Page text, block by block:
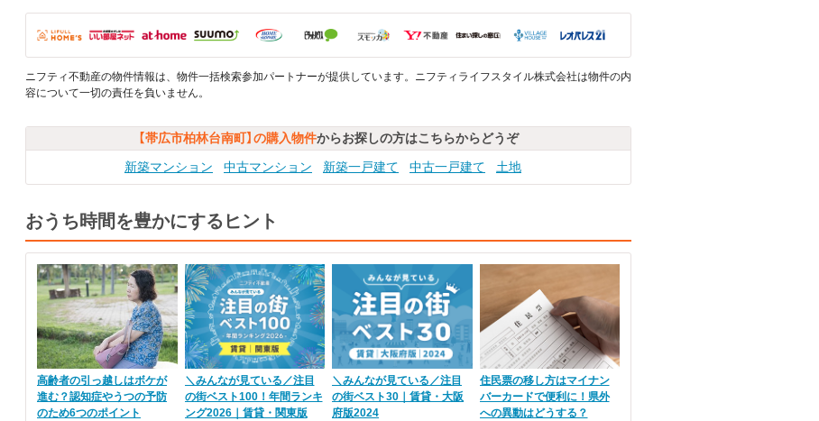
ニフティ不動産の物件情報は、物件一括検索参加パートナーが提供しています。ニフティライフスタイル株式会社は物件の内
容について一切の責任を負いません。
【帯広市柏林台南町】の購入物件からお探しの方はこちらからどうぞ
新築マンション
中古マンション 新築一戸建て 中古一戸建て 土地
おうち時間を豊かにするヒント
高齢者の引っ越しはボケが
進む？認知症やうつの予防
のため6つのポイント
＼みんなが見ている／注目
の街ベスト100！年間ランキ
ング2026｜賃貸・関東版
＼みんなが見ている／注目
の街ベスト30｜賃貸・大阪
府版2024
住民票の移し方はマイナン
バーカードで便利に！県外
への異動はどうする？